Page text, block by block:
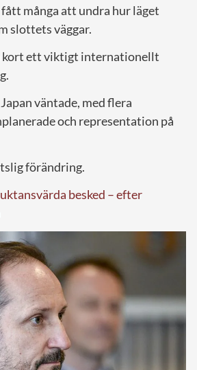
många att undra hur läget
slottets väggar.
kort ett viktigt internationellt
väntade, med flera
och representation på
förändring.
besked – efter